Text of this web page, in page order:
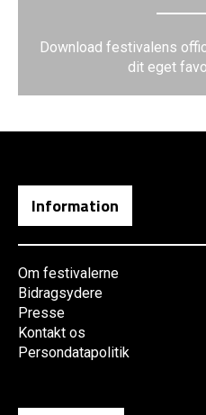
Download festivalens
dit eget
Information
Om festivalerne
Bidragsydere
Presse
Kontakt os
Persondatapolitik